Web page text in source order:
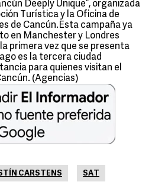
Deeply Unique”, organizada
Turística y la Oficina de
de Cancún.Esta campaña ya
en Manchester y Londres
primera vez que se presenta
es la tercera ciudad
para quienes visitan el
(Agencias)
CARSTENS SAT